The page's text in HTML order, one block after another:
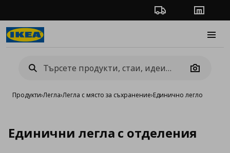
Проследяване на
Camera
Продукти›Легла›Легла с място за съхранение›Единично легло
Единични легла с отделения